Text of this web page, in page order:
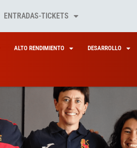
ENTRADAS-TICKETS
ALTO RENDIMIENTO DESARROLLO